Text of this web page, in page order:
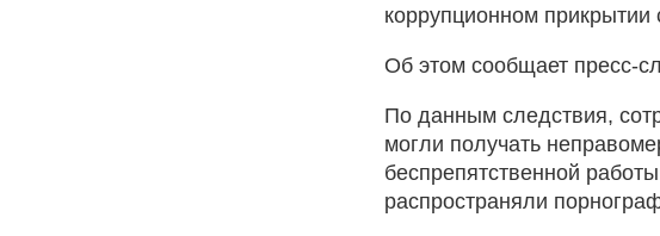
коррупционном прикрытии
Об этом сообщает пресс-
По данным следствия,
могли получать
беспрепятственной
распространяли